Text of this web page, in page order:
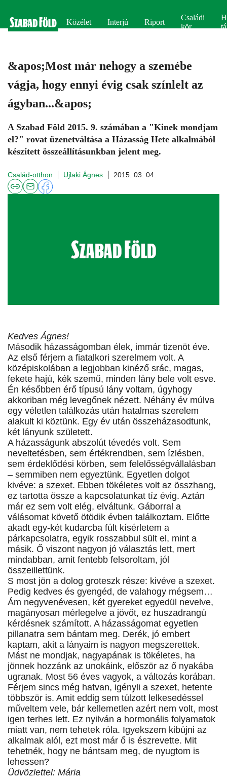
Közélet Interjú Riport
Családi
kör
&apos;Most már nehogy a szemébe
vágja, hogy ennyi évig csak színlelt az
ágyban...&apos;
A Szabad Föld 2015. 9. számában a "Kinek mondjam
el?" rovat üzenetváltása a Házasság Hete alkalmából
készített összeállításunkban jelent meg.
Család-otthon Ujlaki Ágnes 2015. 03. 04.
Kedves Ágnes!
Második házasságomban élek, immár tizenöt éve.
Az első férjem a fiatalkori szerelmem volt. A
középiskolában a legjobban kinéző srác, magas,
fekete hajú, kék szemű, minden lány bele volt esve.
Én későbben érő típusú lány voltam, úgyhogy
akkoriban még levegőnek nézett. Néhány év múlva
egy véletlen találkozás után hatalmas szerelem
alakult ki köztünk. Egy év után összeházasodtunk,
két lányunk született.
A házasságunk abszolút tévedés volt. Sem
neveltetésben, sem értékrendben, sem ízlésben,
sem érdeklődési körben, sem felelősségvállalásban
– semmiben nem egyeztünk. Egyetlen dolgot
kivéve: a szexet. Ebben tökéletes volt az összhang,
ez tartotta össze a kapcsolatunkat tíz évig. Aztán
már ez sem volt elég, elváltunk. Gáborral a
válásomat követő ötödik évben találkoztam. Előtte
akadt egy-két kudarcba fúlt kísérletem a
párkapcsolatra, egyik rosszabbul sült el, mint a
másik. Ő viszont nagyon jó választás lett, mert
mindabban, amit fentebb felsoroltam, jól
összeillettünk.
S most jön a dolog groteszk része: kivéve a szexet.
Pedig kedves és gyengéd, de valahogy mégsem…
Ám negyvenévesen, két gyereket egyedül nevelve,
magányosan mérlegelve a jövőt, ez huszadrangú
kérdésnek számított. A házasságomat egyetlen
pillanatra sem bántam meg. Derék, jó embert
kaptam, akit a lányaim is nagyon megszerettek.
Mást ne mondjak, nagyapának is tökéletes, ha
jönnek hozzánk az unokáink, először az ő nyakába
ugranak. Most 56 éves vagyok, a változás korában.
Férjem sincs még hatvan, igényli a szexet, hetente
többször is. Amit eddig sem túlzott lelkesedéssel
műveltem vele, bár kellemetlen azért nem volt, most
igen terhes lett. Ez nyilván a hormonális folyamatok
miatt van, nem tehetek róla. Igyekszem kibújni az
alkalmak alól, ezt most már ő is észrevette. Mit
tehetnék, hogy ne bántsam meg, de nyugtom is
lehessen?
Üdvözlettel: Mária